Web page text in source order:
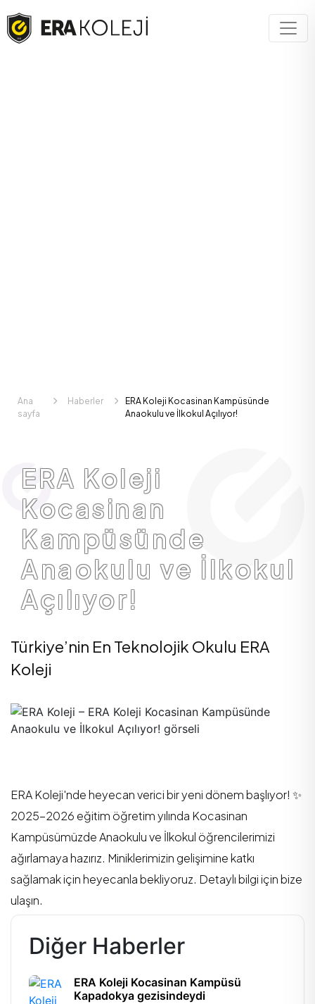
Ana
sayfa
Haberler
ERA Koleji Kocasinan Kampüsünde
Anaokulu ve İlkokul Açılıyor!
ERA Koleji
Kocasinan
Kampüsünde
Anaokulu ve İlkokul
Açılıyor!
Türkiye’nin En Teknolojik Okulu ERA
Koleji
ERA Koleji'nde heyecan verici bir yeni dönem başlıyor! ✨
2025-2026 eğitim öğretim yılında Kocasinan
Kampüsümüzde Anaokulu ve İlkokul öğrencilerimizi
ağırlamaya hazırız. Miniklerimizin gelişimine katkı
sağlamak için heyecanla bekliyoruz. Detaylı bilgi için bize
ulaşın.
Diğer Haberler
ERA Koleji Kocasinan Kampüsü
Kapadokya gezisindeydi